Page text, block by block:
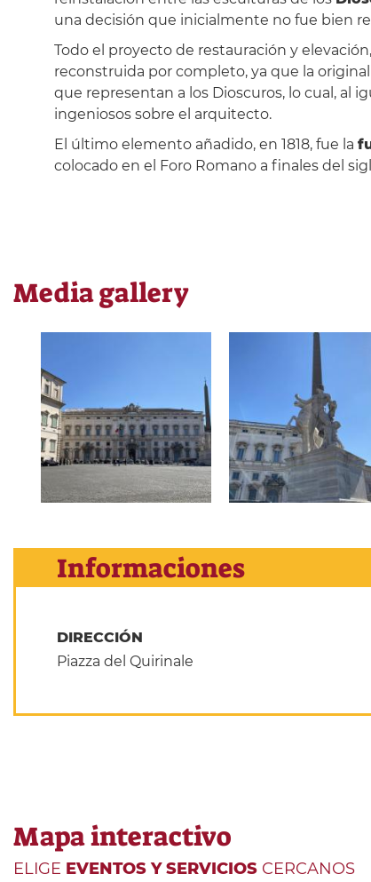
una decisión que inicialmente no fue bien
Todo el proyecto de restauración y
reconstruida por completo, ya que la
que representan a los Dioscuros, lo cual, al
ingeniosos sobre el arquitecto.
El último elemento añadido, en 1818, fue la
colocado en el Foro Romano a finales del
Media gallery
Informaciones
DIRECCIÓN
Piazza del Quirinale
Mapa interactivo
ELIGE EVENTOS Y SERVICIOS CERCANOS